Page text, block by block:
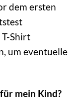
dem ersten
T-Shirt
um eventuelle
mein Kind?